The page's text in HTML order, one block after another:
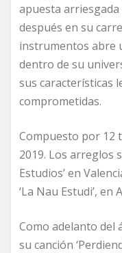
apuesta
después en su
instrumentos abre
dentro de su
sus características
comprometidas.
Compuesto por 12
2019. Los arreglos
Estudios’ en
‘La Nau Estudi’, en
Como adelanto del
su canción